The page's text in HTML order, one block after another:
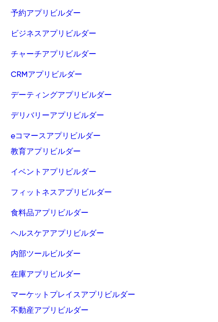
予約アプリビルダー
ビジネスアプリビルダー
チャーチアプリビルダー
CRMアプリビルダー
デーティングアプリビルダー
デリバリーアプリビルダー
eコマースアプリビルダー
教育アプリビルダー
イベントアプリビルダー
フィットネスアプリビルダー
食料品アプリビルダー
ヘルスケアアプリビルダー
内部ツールビルダー
在庫アプリビルダー
マーケットプレイスアプリビルダー
不動産アプリビルダー